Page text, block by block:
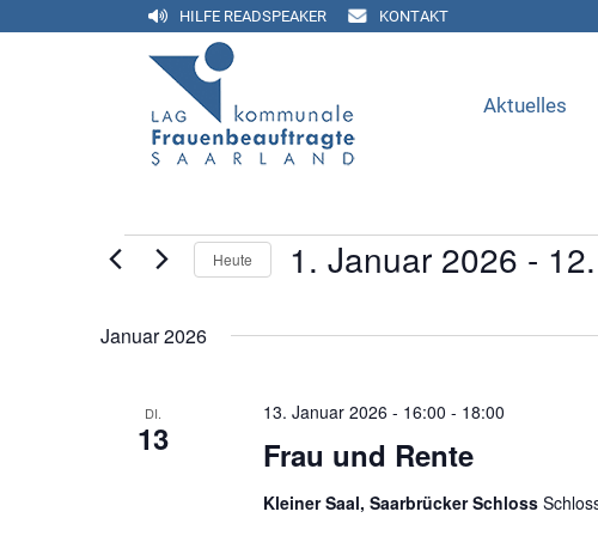
HILFE READSPEAKER KONTAKT
Aktuelles
VERANSTALTUNGEN
Heute 1. Januar 2026 -
Januar 2026
DI.
13 Frau und Rente
13. Januar 2026 - 16:00 - 18:00
Kleiner Saal, Saarbrücker Schloss